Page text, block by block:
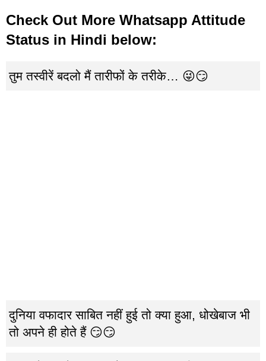
Check Out More Whatsapp Attitude
Status in Hindi below:
तुम तस्वीरें बदलो मैं तारीफों के तरीके… 😜😏
दुनिया वफादार साबित नहीं हुई तो क्या हुआ, धोखेबाज भी
तो अपने ही होते हैं 😏😏